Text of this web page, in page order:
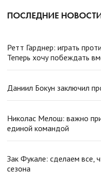
ПОСЛЕДНИЕ
Ретт Гарднер: играть
Теперь хочу побеждать
Даниил Бокун заключил
Николас Мелош: важно
единой командой
Зак Фукале: сделаем все,
сезона